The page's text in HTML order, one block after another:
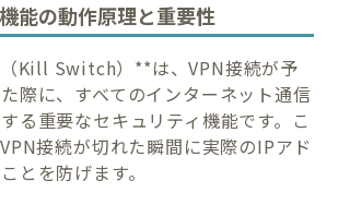
能の動作原理と重要性
Kill Switch）**は、VPN接続が予
際に、すべてのインターネット通信
る重要なセキュリティ機能です。こ
接続が切れた瞬間に実際のIPアド
とを防げます。